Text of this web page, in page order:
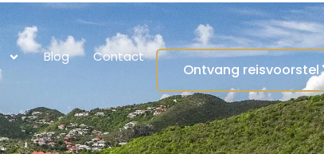
Blog Contact
Ontvang reisvoorstel